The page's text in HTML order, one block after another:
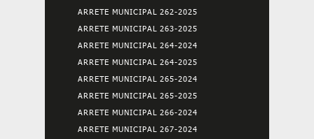
ARRETE MUNICIPAL 262-2025
ARRETE MUNICIPAL 263-2025
ARRETE MUNICIPAL 264-2024
ARRETE MUNICIPAL 264-2025
ARRETE MUNICIPAL 265-2024
ARRETE MUNICIPAL 265-2025
ARRETE MUNICIPAL 266-2024
ARRETE MUNICIPAL 267-2024